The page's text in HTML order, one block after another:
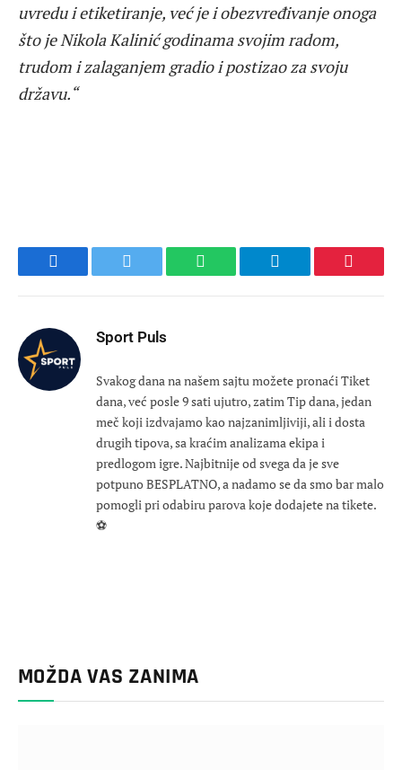
uvredu i etiketiranje, već je i obezvređivanje onoga
što je Nikola Kalinić godinama svojim radom,
trudom i zalaganjem gradio i postizao za svoju
državu.“
Facebook Twitter WhatsApp Telegram
Sport Puls
Svakog dana na našem sajtu možete pronaći Tiket
dana, već posle 9 sati ujutro, zatim Tip dana, jedan
meč koji izdvajamo kao najzanimljiviji, ali i dosta
drugih tipova, sa kraćim analizama ekipa i
predlogom igre. Najbitnije od svega da je sve
potpuno BESPLATNO, a nadamo se da smo bar malo
pomogli pri odabiru parova koje dodajete na tikete.
⚽
MOŽDA VAS ZANIMA